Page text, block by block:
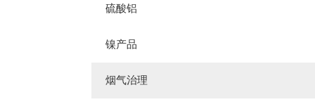
硫酸铝
镍产品
烟气治理